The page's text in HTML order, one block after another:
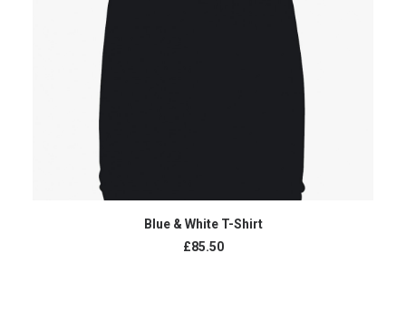
AJOUTER AU PANIER
Blue & White T-Shirt
£85.50